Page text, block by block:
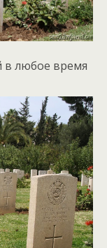
в любое время